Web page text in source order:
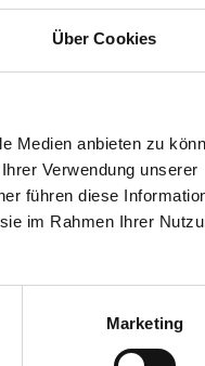
Über Cookies
Medien anbieten zu
Verwendung unserer
führen diese
im Rahmen Ihrer
Marketing
je Wohnung / Haus
18 Fuß 40 PS
Fortgeschrittene, Familien,
- Mindestdauer: 7 Nächte
1069 €